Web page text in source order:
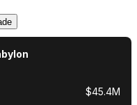
$45.4M